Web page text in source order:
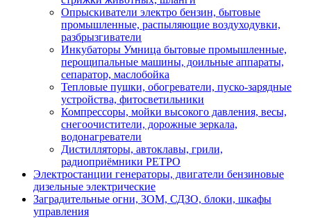
Опрыскиватели электро бензин, бытовые
промышленные, распыляющие воздуходувки,
разбрызгиватели
Инкубаторы Умница бытовые промышленные,
перощипальные машины, доильные аппараты,
сепаратор, маслобойка
Тепловые пушки, обогреватели, пуско-зарядные
устройства, фитосветильники
Компрессоры, мойки высокого давления, весы,
снегоочистители, дорожные зеркала,
водонагреватели
Дистилляторы, автоклавы, грили,
радиоприёмники РЕТРО
Электростанции генераторы, двигатели бензиновые
дизельные электрические
Заградительные огни, ЗОМ, СДЗО, блоки, шкафы
управления